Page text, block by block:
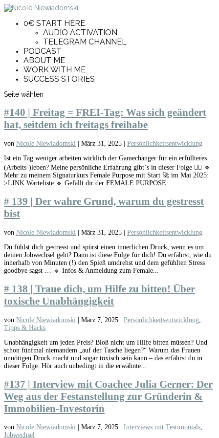
0€ START HERE
AUDIO ACTIVATION
TELEGRAM CHANNEL
PODCAST
ABOUT ME
WORK WITH ME
SUCCESS STORIES
Seite wählen
#140 | Freitag = FREI-Tag: Was sich geändert
hat, seitdem ich freitags freihabe
von Nicole Niewiadomski März 31, 2025
Persönlichkeitsentwicklung
Ist ein Tag weniger arbeiten wirklich der Gamechanger für ein erfüllteres
(Arbeits-)leben? Meine persönliche Erfahrung gibt‘s in dieser Folge ✌🏼 🔹
Mehr zu meinem Signaturkurs Female Purpose mit Start 🚀 im Mai 2025:
>LINK Warteliste 🔹 Gefällt dir der FEMALE PURPOSE...
# 139 | Der wahre Grund, warum du gestresst
bist
von Nicole Niewiadomski | März 31, 2025 | Persönlichkeitsentwicklung
Du fühlst dich gestresst und spürst einen innerlichen Druck, wenn es um
deinen Jobwechsel geht? Dann ist diese Folge für dich! Du erfährst, wie du
innerhalb von Minuten (!) den Spieß umdrehst und dem gefühlten Stress
goodbye sagst … 🔹 Infos & Anmeldung zum Female...
# 138 | Traue dich, um Hilfe zu bitten! Über
toxische Unabhängigkeit
von Nicole Niewiadomski | März 7, 2025 | Persönlichkeitsentwicklung
Tipps & Hacks
Unabhängigkeit um jeden Preis? Bloß nicht um Hilfe bitten müssen? Und
schon fünfmal niemandem „auf der Tasche liegen?“ Warum das Frauen
unnötigen Druck macht und sogar toxisch sein kann – das erfährst du in
dieser Folge. Hör auch unbedingt in die erwähnte...
#137 | Interview mit Coachee Julia Gerner: Der
Weg aus der Festanstellung zur Gründerin &
Immobilien-Investorin
von Nicole Niewiadomski März 7, 2025 Interviews mit Testimonials,
Jobwechsel